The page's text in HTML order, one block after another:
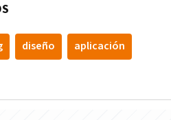
diseño aplicación